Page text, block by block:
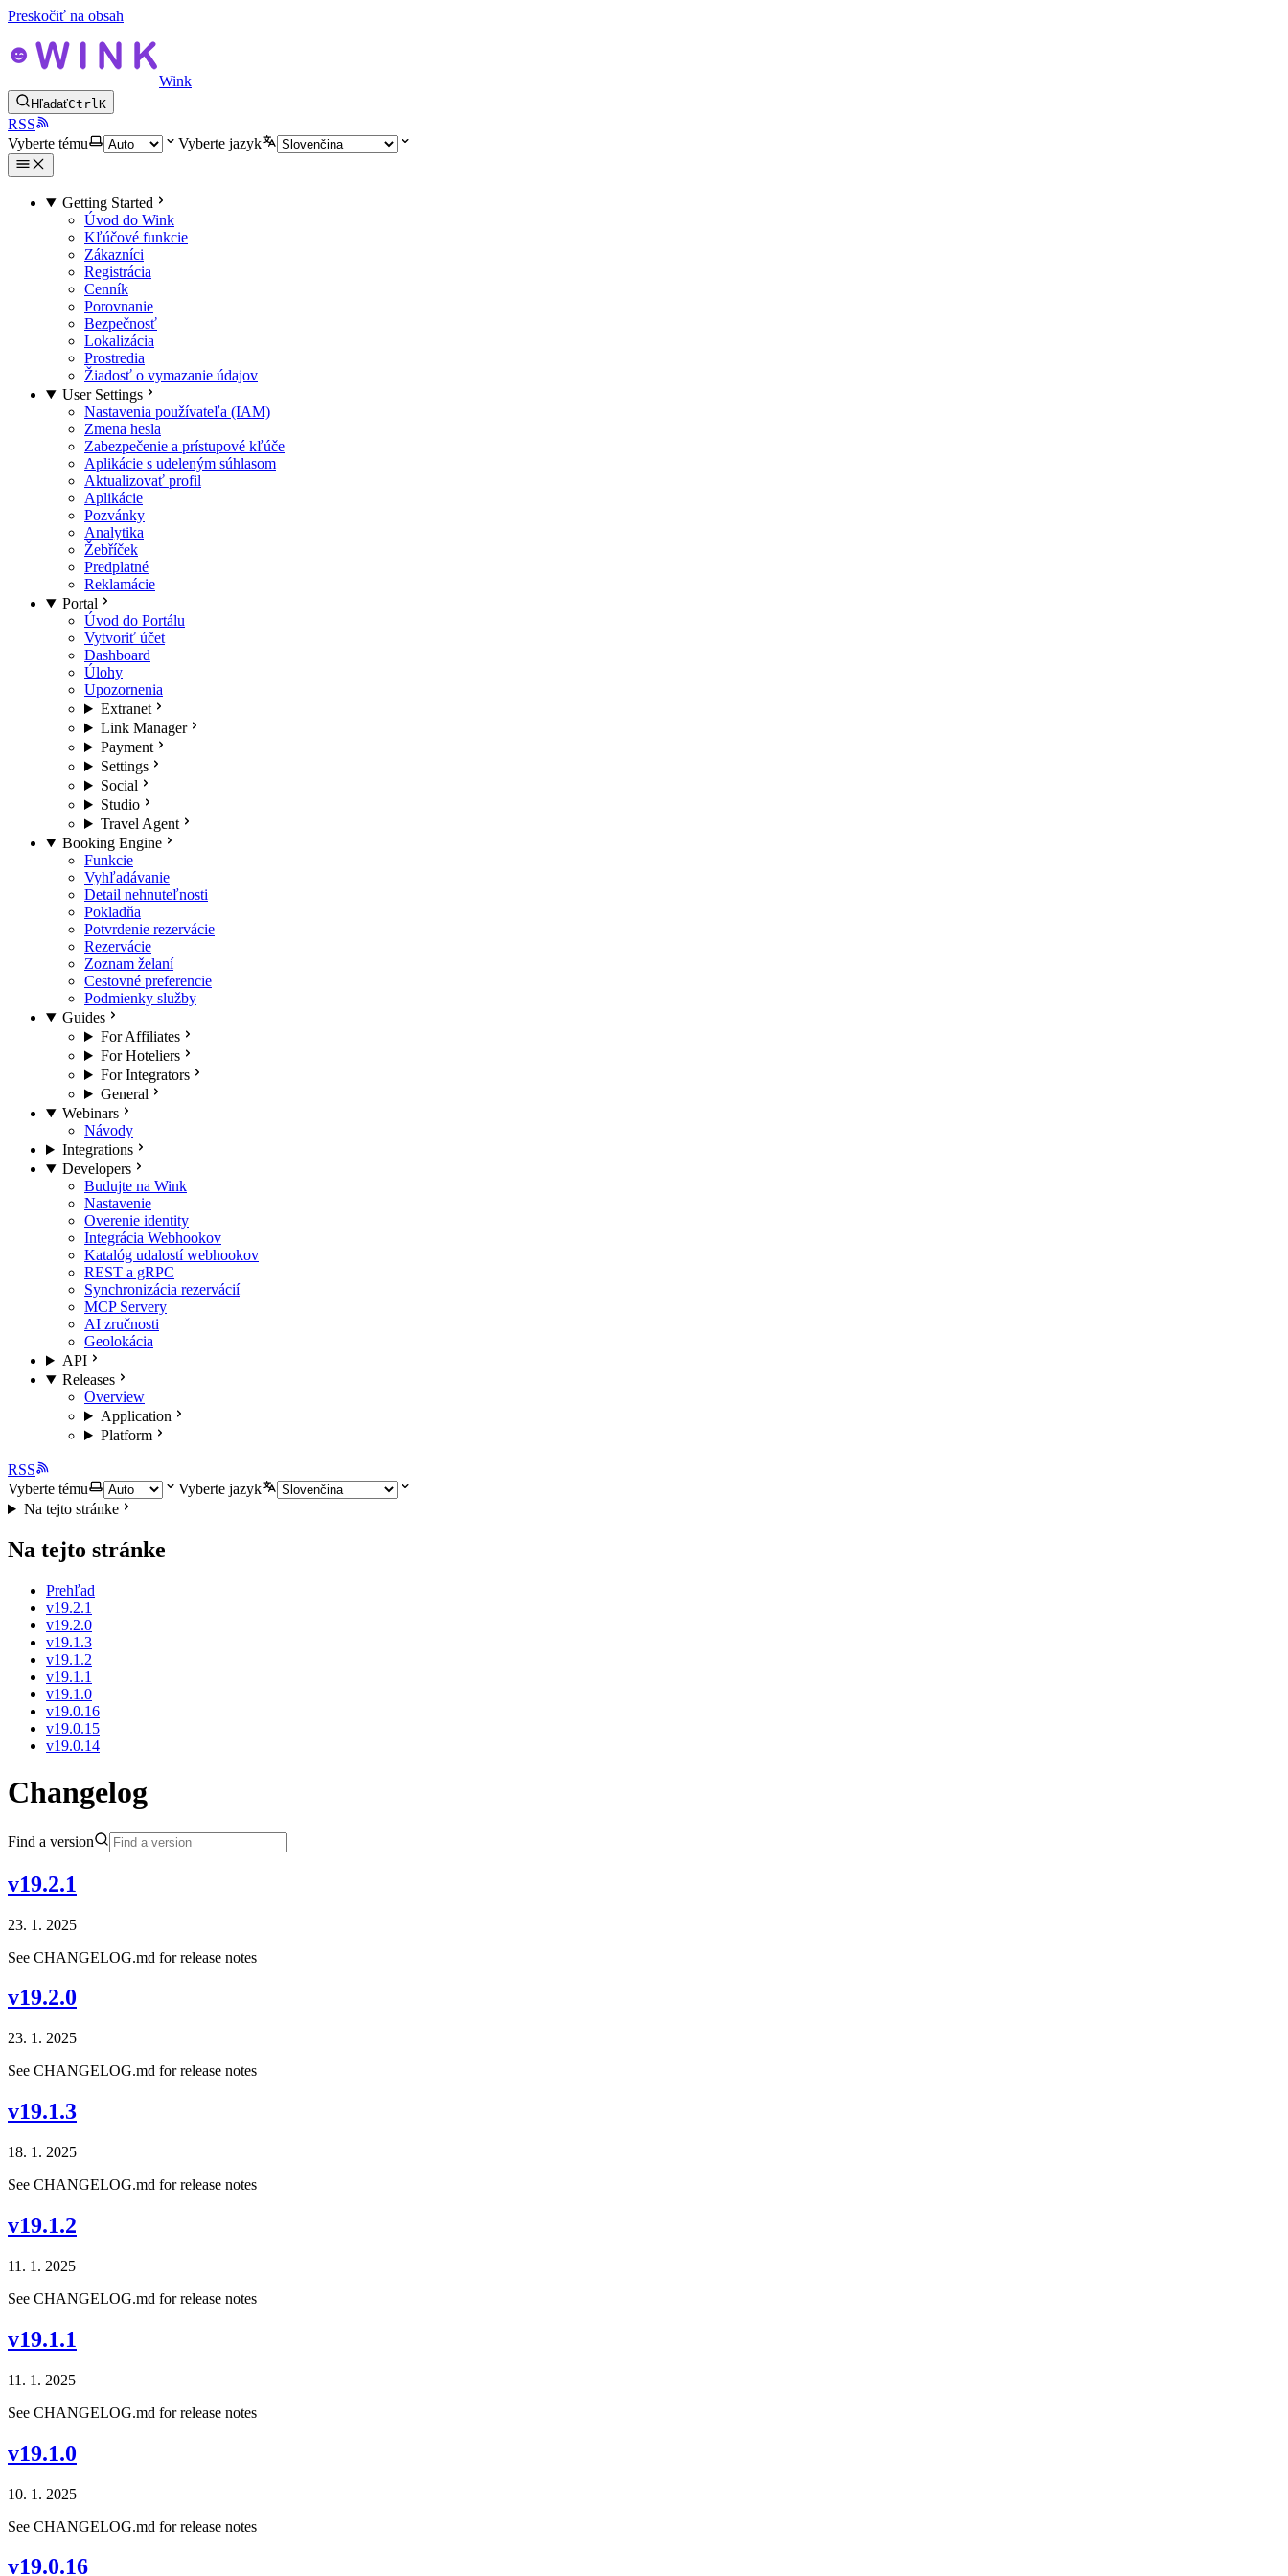
Preskočiť na obsah
Wink
HľadaťCtrlK
RSS
Vyberte tému
Vyberte jazyk
Getting Started
Úvod do Wink
Kľúčové funkcie
Zákazníci
Registrácia
Cenník
Porovnanie
Bezpečnosť
Lokalizácia
Prostredia
Žiadosť o vymazanie údajov
User Settings
Nastavenia používateľa (IAM)
Zmena hesla
Zabezpečenie a prístupové kľúče
Aplikácie s udeleným súhlasom
Aktualizovať profil
Aplikácie
Pozvánky
Analytika
Žebříček
Predplatné
Reklamácie
Portal
Úvod do Portálu
Vytvoriť účet
Dashboard
Úlohy
Upozornenia
Extranet
Link Manager
Payment
Settings
Social
Studio
Travel Agent
Booking Engine
Funkcie
Vyhľadávanie
Detail nehnuteľnosti
Pokladňa
Potvrdenie rezervácie
Rezervácie
Zoznam želaní
Cestovné preferencie
Podmienky služby
Guides
For Affiliates
For Hoteliers
For Integrators
General
Webinars
Návody
Integrations
Developers
Budujte na Wink
Nastavenie
Overenie identity
Integrácia Webhookov
Katalóg udalostí webhookov
REST a gRPC
Synchronizácia rezervácií
MCP Servery
AI zručnosti
Geolokácia
API
Releases
Overview
Application
Platform
RSS
Vyberte tému
Vyberte jazyk
Na tejto stránke
Na tejto stránke
Prehľad
v19.2.1
v19.2.0
v19.1.3
v19.1.2
v19.1.1
v19.1.0
v19.0.16
v19.0.15
v19.0.14
Changelog
Find a version
v19.2.1
23. 1. 2025
See CHANGELOG.md for release notes
v19.2.0
23. 1. 2025
See CHANGELOG.md for release notes
v19.1.3
18. 1. 2025
See CHANGELOG.md for release notes
v19.1.2
11. 1. 2025
See CHANGELOG.md for release notes
v19.1.1
11. 1. 2025
See CHANGELOG.md for release notes
v19.1.0
10. 1. 2025
See CHANGELOG.md for release notes
v19.0.16